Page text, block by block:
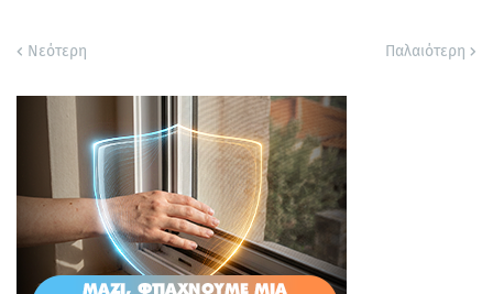
Νεότερη Παλαιότερη